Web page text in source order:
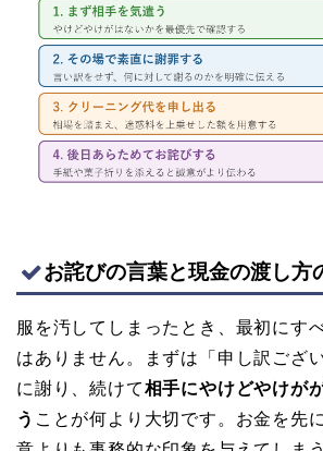
お詫びの言葉と現金の渡し方
服を汚してしまったとき、最初にす
はありません。まずは「申し訳ござ
に謝り、続けて相手にやけどやけが
う ことが何より大切です。お金を先